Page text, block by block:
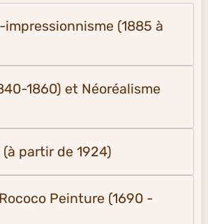
(1885 à
1860) et Néoréalisme
partir de 1924)
Peinture (1690 -